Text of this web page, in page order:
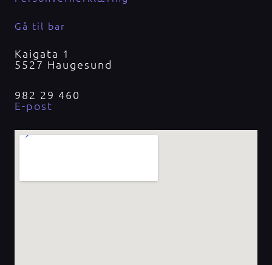
Gå til bar
Kaigata 1
5527 Haugesund
982 29 460
E-post